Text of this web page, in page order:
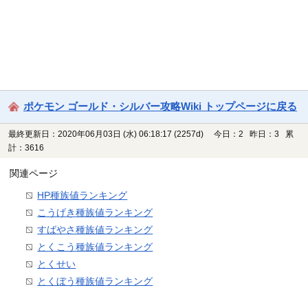
ポケモン ゴールド・シルバー攻略Wiki トップページに戻る
最終更新日：2020年06月03日 (水) 06:18:17 (2257d)
今日：2 昨日：3 累
計：3616
関連ページ
HP種族値ランキング
こうげき種族値ランキング
すばやさ種族値ランキング
とくこう種族値ランキング
とくせい
とくぼう種族値ランキング